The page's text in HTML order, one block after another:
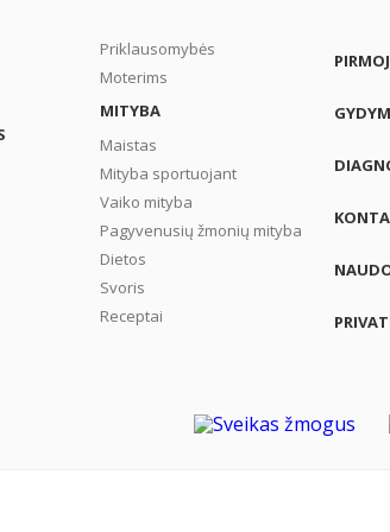
estetinė problema,
daugelis. Tai –
Priklausomybės
Moterims
MITYBA
Maistas
Mityba sportuojant
Vaiko mityba
Pagyvenusių žmonių mityba
Dietos
Svoris
Receptai